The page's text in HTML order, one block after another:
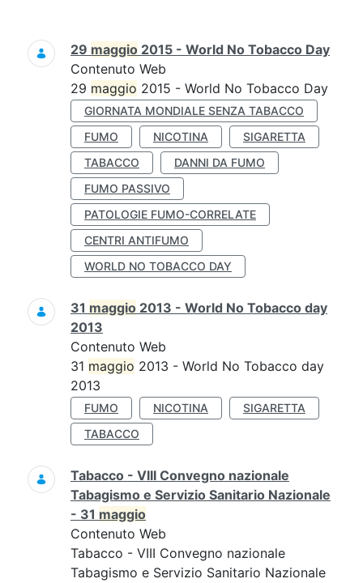
Ricerca
29 maggio 2015 - World No Tobacco Day
Contenuto Web
29 maggio 2015 - World No Tobacco Day
GIORNATA MONDIALE SENZA TABACCO
FUMO
NICOTINA
SIGARETTA
TABACCO
DANNI DA FUMO
FUMO PASSIVO
PATOLOGIE FUMO-CORRELATE
CENTRI ANTIFUMO
WORLD NO TOBACCO DAY
31 maggio 2013 - World No Tobacco day
2013
Contenuto Web
31 maggio 2013 - World No Tobacco day
2013
FUMO NICOTINA
SIGARETTA
TABACCO
Tabacco - VIII Convegno nazionale
Tabagismo e Servizio Sanitario Nazionale
- 31 maggio
Contenuto Web
Tabacco - VIII Convegno nazionale
Tabagismo e Servizio Sanitario Nazionale